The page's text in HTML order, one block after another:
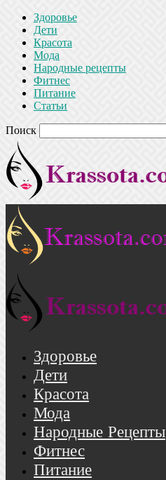
Здоровье
Дети
Красота
Мода
Народные рецепты
Фитнес
Питание
Статьи
Поиск
Здоровье
Дети
Красота
Мода
Народные Рецепты
Фитнес
Питание